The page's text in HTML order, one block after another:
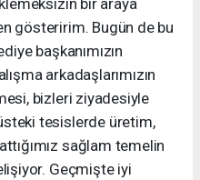
bir araya
gösteririm. Bugün de bu
başkanımızın
arkadaşlarımızın
bizleri ziyadesiyle
tesislerde üretim,
sağlam temelin
Geçmişte iyi